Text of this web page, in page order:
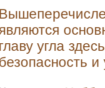
главу угла
и